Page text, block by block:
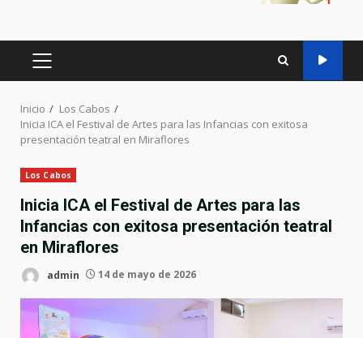
MENÚ
PRINCIPAL
Inicio
Los Cabos
Inicia ICA el Festival de Artes para las Infancias con exitosa
presentación teatral en Miraflores
Los Cabos
Inicia ICA el Festival de Artes para las
Infancias con exitosa presentación teatral
en Miraflores
admin 14 de mayo de 2026